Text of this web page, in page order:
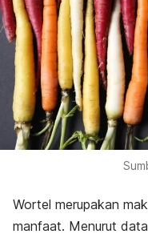
Wortel merupakan
manfaat. Menurut